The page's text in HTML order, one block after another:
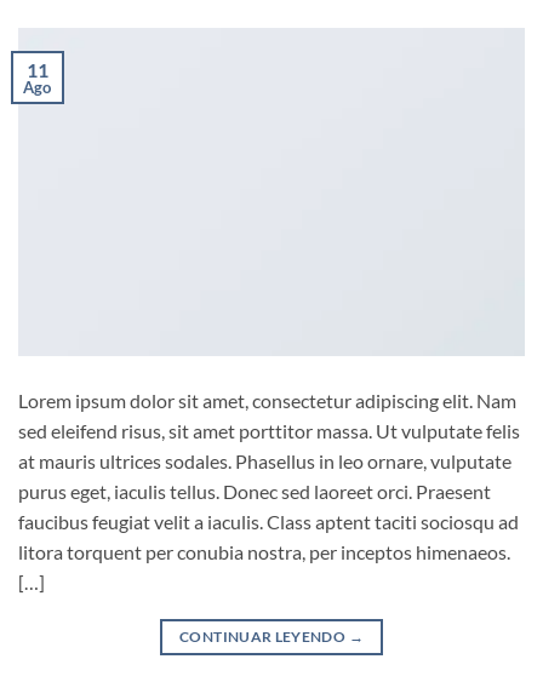
11
Ago
Lorem ipsum dolor sit amet, consectetur adipiscing elit. Nam
sed eleifend risus, sit amet porttitor massa. Ut vulputate felis
at mauris ultrices sodales. Phasellus in leo ornare, vulputate
purus eget, iaculis tellus. Donec sed laoreet orci. Praesent
faucibus feugiat velit a iaculis. Class aptent taciti sociosqu ad
litora torquent per conubia nostra, per inceptos himenaeos.
[…]
CONTINUAR LEYENDO →